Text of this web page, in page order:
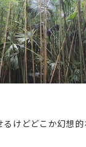
けどどこか幻想